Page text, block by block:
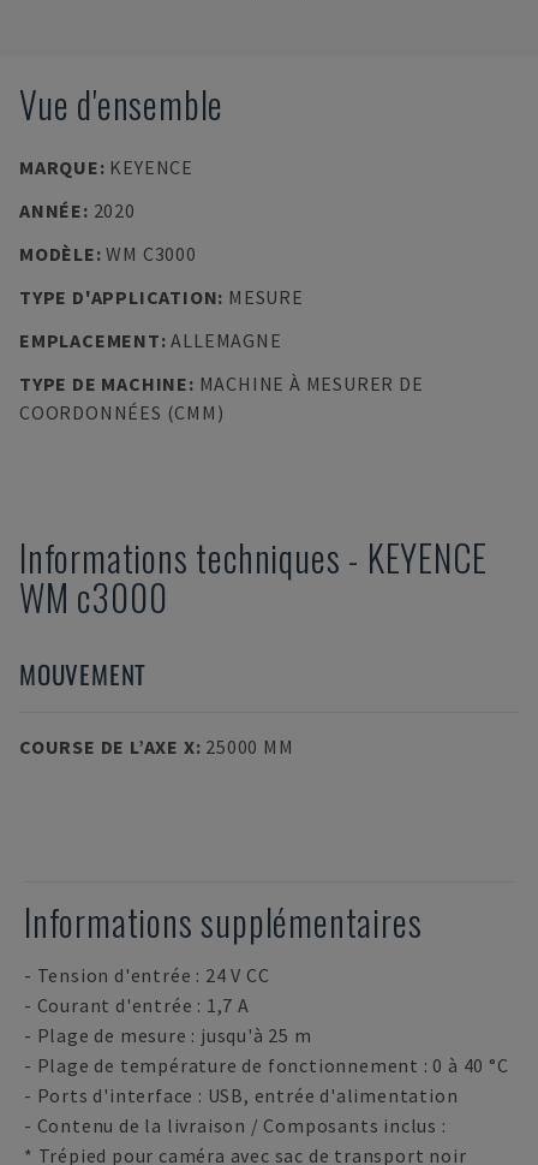
Vue d'ensemble
MARQUE: KEYENCE
ANNÉE: 2020
MODÈLE:WM C3000
TYPE D'APPLICATION: MESURE
EMPLACEMENT:ALLEMAGNE
TYPE DE MACHINE: MACHINE À MESURER DE
COORDONNÉES (CMM)
Informations techniques - KEYENCE
WM c3000
MOUVEMENT
COURSE DE L’AXE X: 25000 MM
Informations supplémentaires
- Tension d'entrée : 24 V CC
- Courant d'entrée : 1,7 A
- Plage de mesure : jusqu'à 25 m
- Plage de température de fonctionnement : 0 à 40 °C
- Ports d'interface : USB, entrée d'alimentation
- Contenu de la livraison / Composants inclus :
* Trépied pour caméra avec sac de transport noir